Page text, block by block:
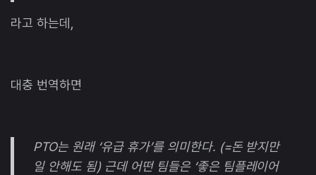
라고 하는데,
대충 번역하면
PTO는 원래 ‘유급 휴가’를 의미한다. (=돈 받지만
일 안해도 됨) 근데 어떤 팀들은 ‘좋은 팀플레이어